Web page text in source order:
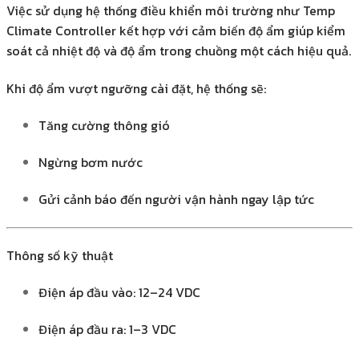
Việc sử dụng hệ thống điều khiển môi trường như Temp
Climate Controller kết hợp với cảm biến độ ẩm giúp kiểm
soát cả nhiệt độ và độ ẩm trong chuồng một cách hiệu quả.
Khi độ ẩm vượt ngưỡng cài đặt, hệ thống sẽ:
Tăng cường thông gió
Ngừng bơm nước
Gửi cảnh báo đến người vận hành ngay lập tức
Thông số kỹ thuật
Điện áp đầu vào: 12–24 VDC
Điện áp đầu ra: 1–3 VDC